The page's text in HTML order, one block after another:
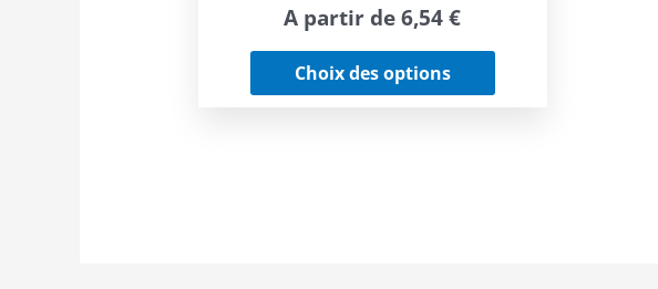
A partir de6,54€
Choix des options